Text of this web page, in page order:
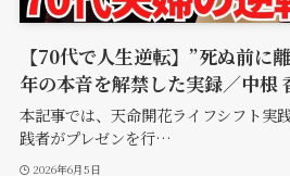
【70代で人生逆転】”死ぬ前に
年の本音を解禁した実録／中根
本記事では、天命開花ライフシフト実
践者がプレゼンを行…
2026年6月5日